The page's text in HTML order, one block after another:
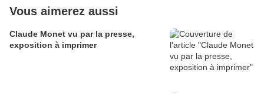
Vous aimerez aussi
Claude Monet vu par la presse,
exposition à imprimer